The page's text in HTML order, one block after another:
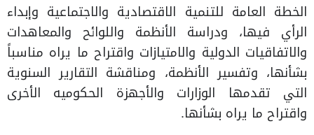
الخطة العامة للتنمية الاقتصادية والاجتماعية وإبداء
الرأي فيها، ودراسة الأنظمة واللوائح والمعاهدات
والاتفاقيات الدولية والامتيازات واقتراح ما يراه مناسباً
بشأنها، وتفسير الأنظمة، ومناقشة التقارير السنوية
التي تقدمها الوزارات والأجهزة الحكوميه الأخرى
واقتراح ما يراه بشأنها.